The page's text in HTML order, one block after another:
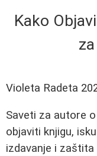
Kako
Violeta Radeta
Saveti za autore
objaviti knjigu,
izdavanje i